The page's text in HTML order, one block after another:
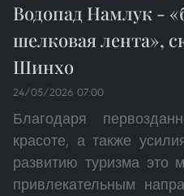
Водопад Намлук -
шелковая лента»,
Шинхо
24/05/2026 07:00
Благодаря
красоте, а также
развитию туризма это
привлекательным